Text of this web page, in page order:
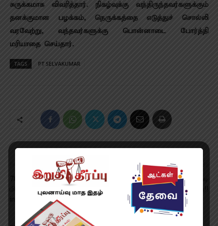
சுருக்கமாக விவரித்தார். நிகழ்வுக்கு வந்திருந்தவர்களுக்கும்
தனக்குமான பழக்கம், நெருக்கத்தை எடுத்துச் சொல்லி
வரவேற்று, வந்தவர்களுக்கு பொன்னாடை போர்த்தி
மரியாதை செய்தார்.
TAGS PT SELVAKUMAR
78 வயது முதியவருக்கு உலகின்
மிக அரிதான ‘TAVR-in-TAVR-
in-SAVR’ சிகிச்சை!
போலி முகநூல் கணக்கு! கேடி
பெண் கைது!!